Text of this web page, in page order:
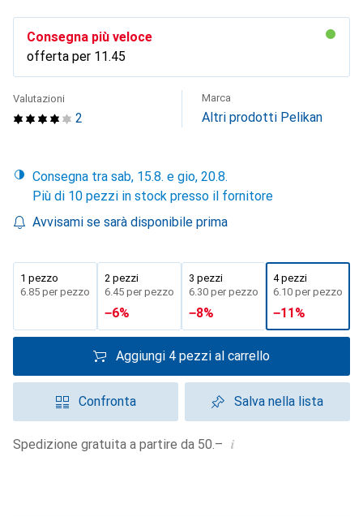
Consegna più veloce
offerta per CHF
11.45
2
Valutazioni Marca
Altri prodotti Pelikan
Consegna tra sab, 15.8. e gio, 20.8.
Più di 10 pezzi in stock presso il fornitore
Avvisami se sarà disponibile prima
1 pezzo
CHF
6.85 per pezzo
2 pezzi
CHF
6.45 per pezzo
−6%
3 pezzi
CHF
6.30 per pezzo
−8%
4 pezzi
CHF
6.10 per pezzo
−11%
Aggiungi 4 pezzi al carrello
Confronta Salva nella lista
Spedizione gratuita a partire da 50.– i